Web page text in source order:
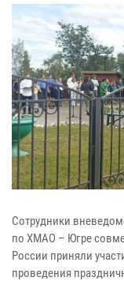
Сотрудники
по ХМАО – Югре
России приняли
проведения